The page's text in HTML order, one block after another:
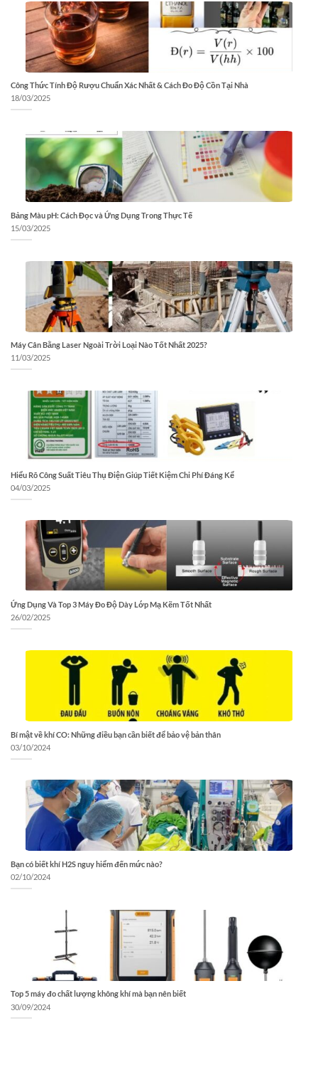
Công Thức Tính Độ Rượu Chuẩn Xác Nhất & Cách Đo Độ Cồn Tại Nhà
18/03/2025
Bảng Màu pH: Cách Đọc và Ứng Dụng Trong Thực Tế
15/03/2025
Máy Cân Bằng Laser Ngoài Trời Loại Nào Tốt Nhất 2025?
11/03/2025
Hiểu Rõ Công Suất Tiêu Thụ Điện Giúp Tiết Kiệm Chi Phí Đáng Kể
04/03/2025
Ứng Dụng Và Top 3 Máy Đo Độ Dày Lớp Mạ Kẽm Tốt Nhất
26/02/2025
Bí mật về khí CO: Những điều bạn cần biết để bảo vệ bản thân
03/10/2024
Bạn có biết khí H2S nguy hiểm đến mức nào?
02/10/2024
Top 5 máy đo chất lượng không khí mà bạn nên biết
30/09/2024